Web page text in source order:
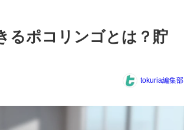
るポコリンゴとは？貯
tokuria編集部